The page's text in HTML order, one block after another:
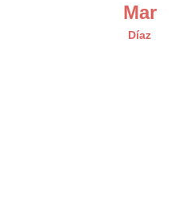
Mar
Díaz